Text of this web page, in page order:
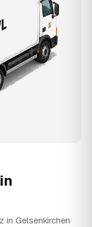
in Gelsenkirchen